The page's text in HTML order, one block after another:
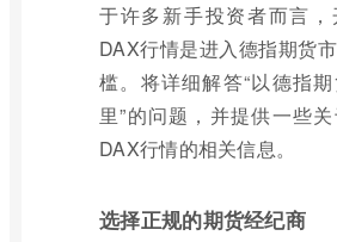
于许多新手投资者而言
DAX行情是进入德指期货
槛。将详细解答“以德指
里”的问题，并提供一些
DAX行情的相关信息。
选择正规的期货经纪商